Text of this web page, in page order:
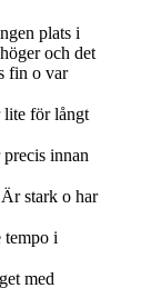
plats i
och det
fin o var
lite för långt
innan
stark o har
tempo i
med